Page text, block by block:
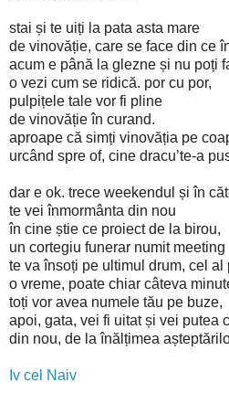
stai și te uiți la pata asta mare
de vinovăție, care se face din ce
acum e până la glezne și nu poți
o vezi cum se ridică. por cu por,
pulpițele tale vor fi pline
de vinovăție în curand.
aproape că simți vinovăția pe
urcând spre of, cine dracu’te-a
dar e ok. trece weekendul și în
te vei înmormânta din nou
în cine știe ce proiect de la birou,
un cortegiu funerar numit meeting
te va însoți pe ultimul drum, cel al
o vreme, poate chiar câteva
toți vor avea numele tău pe buze,
apoi, gata, vei fi uitat și vei putea
din nou, de la înălțimea
Iv cel Naiv